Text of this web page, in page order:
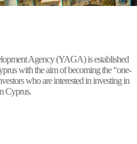
Agency (YAGA) is established
with the aim of becoming the “one-
who are interested in investing in
Cyprus.